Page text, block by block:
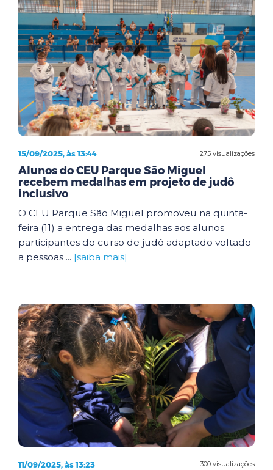
275 visualizações
15/09/2025, às 13:44
Alunos do CEU Parque São Miguel
recebem medalhas em projeto de judô
inclusivo
O CEU Parque São Miguel promoveu na quinta-
feira (11) a entrega das medalhas aos alunos
participantes do curso de judô adaptado voltado
a pessoas ... [saiba mais]
300 visualizações
11/09/2025, às 13:23